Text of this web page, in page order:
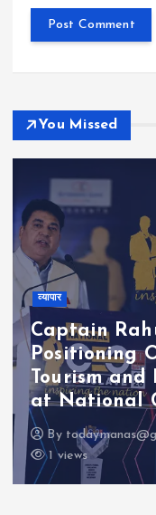
You Missed
व्यापार
Captain
Positioning
Tourism and
at National
By
1 views